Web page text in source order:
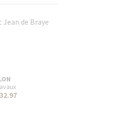
Jean de Braye